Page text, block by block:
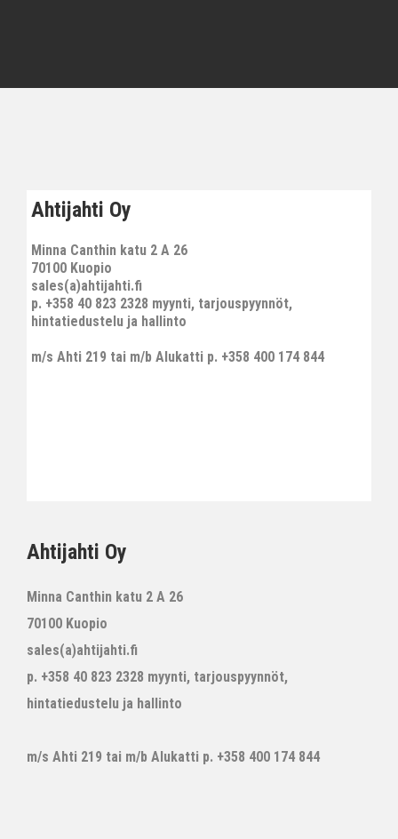
Ahtijahti Oy
Minna Canthin katu 2 A 26
70100 Kuopio
sales(a)ahtijahti.fi
p. +358 40 823 2328 myynti, tarjouspyynnöt,
hintatiedustelu ja hallinto
m/s Ahti 219 tai m/b Alukatti p. +358 400 174 844
Ahtijahti Oy
Minna Canthin katu 2 A 26
70100 Kuopio
sales(a)ahtijahti.fi
p. +358 40 823 2328 myynti, tarjouspyynnöt,
hintatiedustelu ja hallinto
m/s Ahti 219 tai m/b Alukatti p. +358 400 174 844